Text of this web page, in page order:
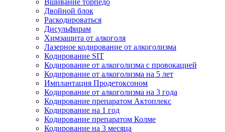
Вшивание торпедо
Двойной блок
Раскодироваться
Дисульфирам
Химзащита от алкоголя
Лазерное кодирование от алкоголизма
Кодирование SIT
Кодирование от алкоголизма с провокацией
Кодирование от алкоголизма на 5 лет
Имплантация Продетоксоном
Кодирование от алкоголизма на 3 года
Кодирование препаратом Актоплекс
Кодирование на 1 год
Кодирование препаратом Колме
Кодирование на 3 месяца